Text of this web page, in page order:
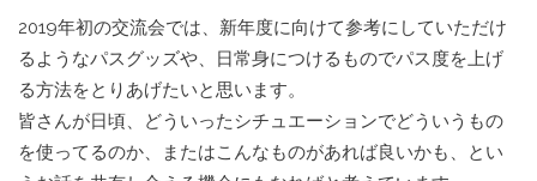
2019年初の交流会では、新年度に向けて参考にしていただけ
るようなパスグッズや、日常身につけるものでパス度を上げ
る方法をとりあげたいと思います。
皆さんが日頃、どういったシチュエーションでどういうもの
を使ってるのか、またはこんなものがあれば良いかも、とい